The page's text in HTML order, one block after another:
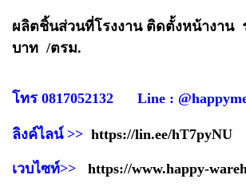
ผลิตชิ้นส่วนที่โรงงาน ติดตั้งหน้างาน
บาท /ตรม.
โทร 0817052132 Line :
ลิงค์ไลน์ >> https://lin.ee/hT7pyNU
เวบไซท์>> https://www.happy-